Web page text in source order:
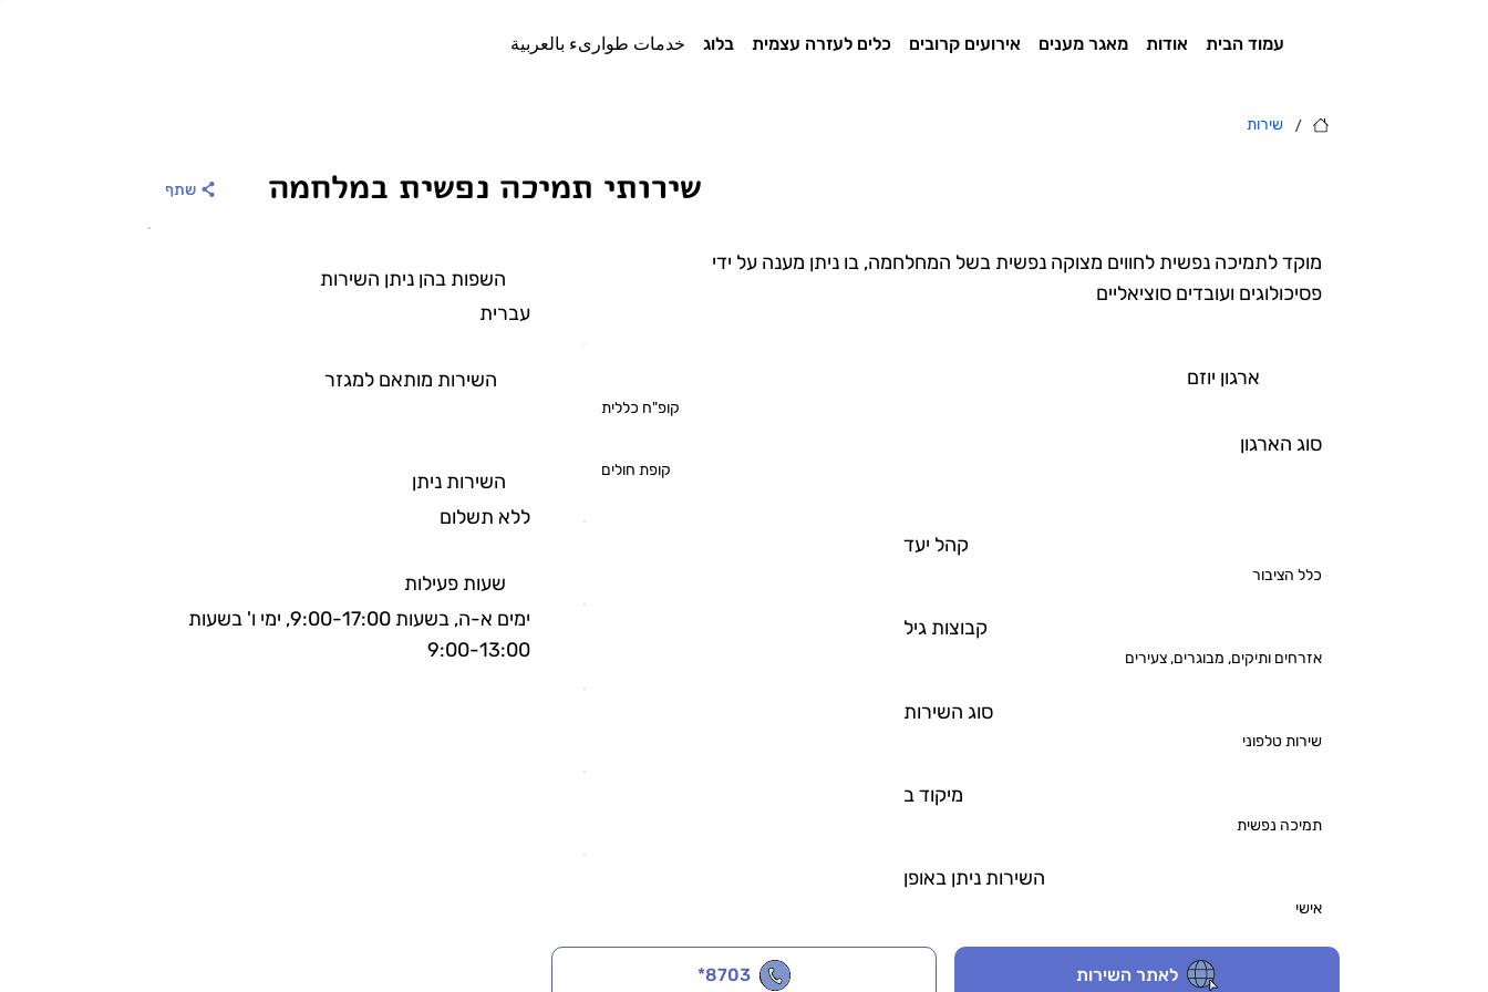
עמוד הבית אודות מאגר מענים אירועים קרובים כלים לעזרה עצמית בלוג خدمات طوارىء بالعربية
/ שירות
שירותי תמיכה נפשית במלחמה שתף
מוקד לתמיכה נפשית לחווים מצוקה נפשית בשל המחלחמה, ​בו ניתן מענה על ידי
פסיכולוגים ועובדים סוציאליים
ארגון יוזם
קופ"ח כללית
סוג הארגון
קופת חולים
קהל יעד
כלל הציבור
קבוצות גיל
אזרחים ותיקים, מבוגרים, צעירים
סוג השירות
שירות טלפוני
מיקוד ב
תמיכה נפשית
השירות ניתן באופן
אישי
השפות בהן ניתן השירות
עברית
השירות מותאם למגזר
השירות ניתן
ללא תשלום
שעות פעילות
ימים א-ה, בשעות 9:00-17:00, ימי ו' בשעות
9:00-13:00
לאתר השירות *8703